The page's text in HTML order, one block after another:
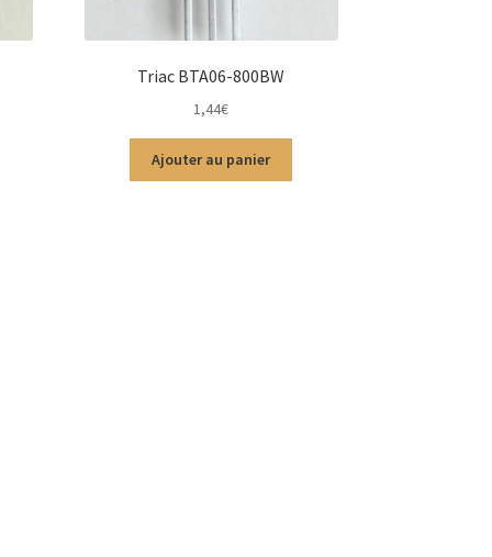
Triac BTA06-800BW
1,44€
Ajouter au panier